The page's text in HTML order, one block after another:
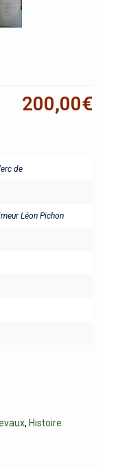
200,00€
de
Léon Pichon
, Histoire